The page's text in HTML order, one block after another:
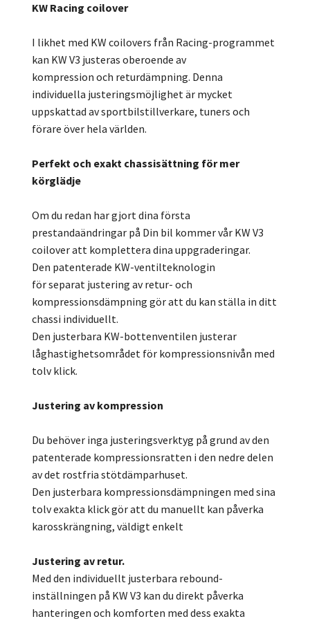
KW Racing coilover
I likhet med KW coilovers från Racing-programmet
kan KW V3 justeras oberoende av
kompression och returdämpning. Denna
individuella justeringsmöjlighet är mycket
uppskattad av sportbilstillverkare, tuners och
förare över hela världen.
Perfekt och exakt chassisättning för mer
körglädje
Om du redan har gjort dina första
prestandaändringar på Din bil kommer vår KW V3
coilover att komplettera dina uppgraderingar.
Den patenterade KW-ventilteknologin
för separat justering av retur- och
kompressionsdämpning gör att du kan ställa in ditt
chassi individuellt.
Den justerbara KW-bottenventilen justerar
låghastighetsområdet för kompressionsnivån med
tolv klick.
Justering av kompression
Du behöver inga justeringsverktyg på grund av den
patenterade kompressionsratten i den nedre delen
av det rostfria stötdämparhuset.
Den justerbara kompressionsdämpningen med sina
tolv exakta klick gör att du manuellt kan påverka
karosskrängning, väldigt enkelt
Justering av retur.
Med den individuellt justerbara rebound-
inställningen på KW V3 kan du direkt påverka
hanteringen och komforten med dess exakta